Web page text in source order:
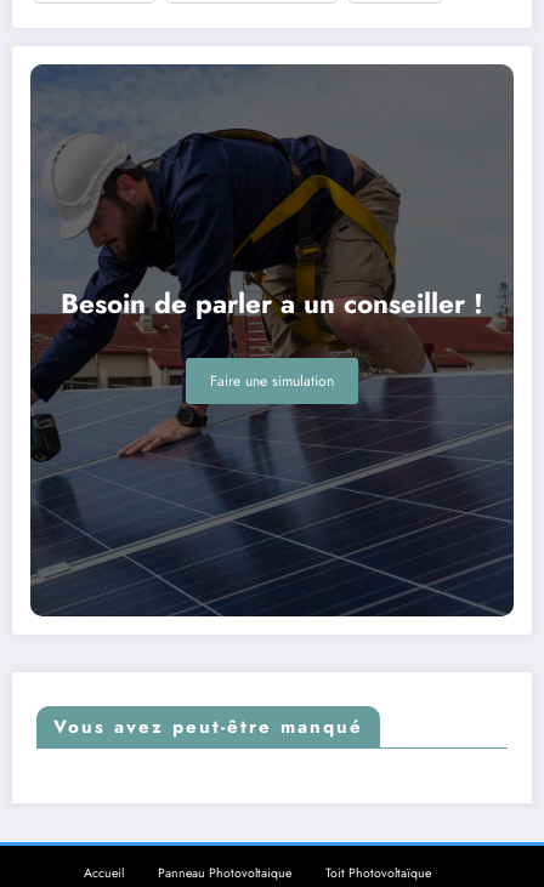
Besoin de parler a un conseiller !
Faire une simulation
Vous avez peut-être manqué
Accueil Panneau Photovoltaique Toit Photovoltaïque